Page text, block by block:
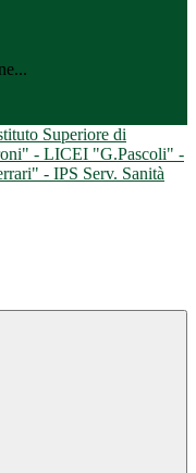
Superiore di
- LICEI "G.Pascoli" -
- IPS Serv. Sanità